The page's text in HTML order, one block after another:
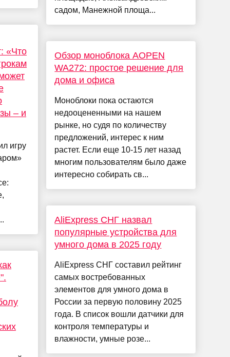
«Что
– и
игру
садом, Манежной площа...
Обзор моноблока AOPEN
WA272: простое решение для
дома и офиса
Моноблоки пока остаются
недооцененными на нашем
рынке, но судя по количеству
предложений, интерес к ним
растет. Если еще 10-15 лет назад
многим пользователям было даже
интересно собирать св...
AliExpress СНГ назвал
популярные устройства для
умного дома в 2025 году
AliExpress СНГ составил рейтинг
самых востребованных
элементов для умного дома в
России за первую половину 2025
года. В список вошли датчики для
контроля температуры и
влажности, умные розе...